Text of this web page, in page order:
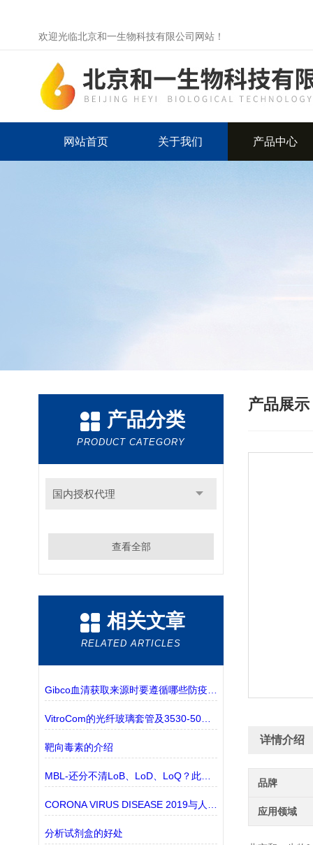
欢迎光临北京和一生物科技有限公司网站！
网站首页 关于我们 产品中心
产品分类
PRODUCT CATEGORY
国内授权代理
查看全部
相关文章
RELATED ARTICLES
VitroCom的光纤玻璃套管及3530-50有现货的介绍
靶向毒素的介绍
MBL-还分不清LoB、LoD、LoQ？此篇文章为你解答
分析试剂盒的好处
产品展示
详情介绍
品牌
应用领域